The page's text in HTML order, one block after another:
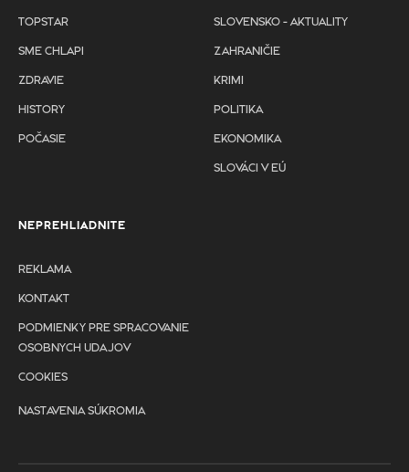
TOPSTAR
SME CHLAPI
ZDRAVIE
HISTORY
POČASIE
SLOVENSKO - AKTUALITY
ZAHRANIČIE
KRIMI
POLITIKA
EKONOMIKA
SLOVÁCI V EÚ
NEPREHLIADNITE
REKLAMA
KONTAKT
PODMIENKY PRE SPRACOVANIE
OSOBNYCH UDAJOV
COOKIES
NASTAVENIA SÚKROMIA